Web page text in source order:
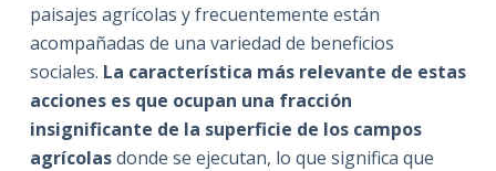
paisajes agrícolas y frecuentemente están
acompañadas de una variedad de beneficios
sociales. La característica más relevante de estas
acciones es que ocupan una fracción
insignificante de la superficie de los campos
agrícolasdonde se ejecutan, lo que significa que